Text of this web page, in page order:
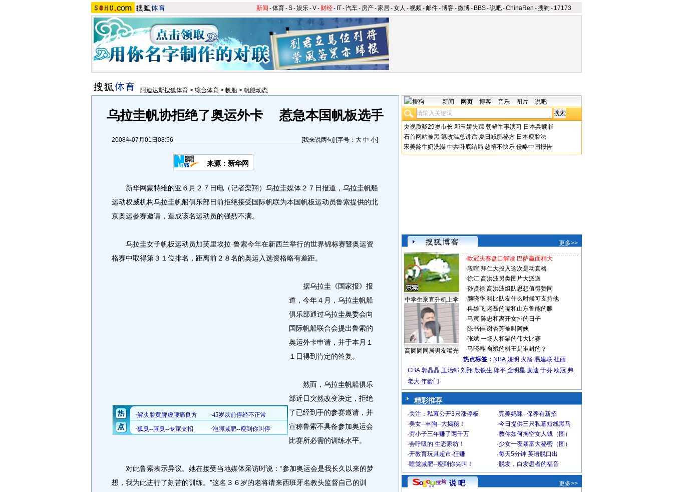
新闻 -体育-S-娱乐-V- 财经- IT-汽车- 房产-家居-女人 -视频-邮件-博客-微博- BBS-说吧-ChinaRen -搜狗 - 17173
阿迪达斯搜狐体育 > 综合体育 > 帆船 > 帆船动态
乌拉圭帆协拒绝了奥运外卡 惹急本国帆板选手
2008年07月01日08:56 [我来说两句] [字号： 大 中 小]
来源：新华网
新华网蒙特维的亚６月２７日电（记者栾翔）乌拉圭媒体２７日报道，乌拉圭帆船
运动权威机构乌拉圭帆船俱乐部日前拒绝接受国际帆联为本国帆板运动员鲁索提供的北
京奥运参赛邀请，造成该名运动员的强烈不满。
乌拉圭女子帆板运动员加芙里埃拉·鲁索今年在新西兰举行的世界锦标赛暨奥运资
格赛中取得第３１位排名，距离前２８名的奥运入选资格略有差距。
据乌拉圭《国家报》报
道，今年４月，乌拉圭帆船
俱乐部通过乌拉圭奥委会向
国际帆船联合会提出鲁索的
奥运外卡申请，并于本月１
１日得到肯定的答复。
然而，乌拉圭帆船俱乐
部近日突然改变决定，拒绝
了已经到手的参赛邀请，并
宣称鲁索不具备参加奥运会
比赛所必需的训练水平。
对此鲁索表示异议。她在接受当地媒体采访时说：“参加奥运会是我长久以来的梦
想，我为此进行了刻苦的训练。”这名３６岁的老将请来西班牙名教头监督自己的训
新闻 网页 博客 音乐 图片 说吧
央视质疑29岁市长 邓玉娇失踪 朝鲜军事演习 日本兵赎罪
石首网站被黑 篡改温总讲话 夏日减肥秘方 日本瘦脸法
宋美龄牛奶洗澡 中共卧底结局 慈禧不快乐 侵略中国报告
更多>>
中学生乘直升机上学
高圆圆同居男友曝光
·欧冠决赛盘口解读 巴萨赢面稍大
·段暄 拜仁大投入这次是动真格
·徐江| 高洪波另类图片大派送
·孙贤禄| 高洪波组队思想值得赞同
·颜晓华| 科比队友什么时候可支持他
·冉雄飞| 老聂的嘴和山东鲁能的腿
·马寅| 陈忠和离开女排的日子
·陈书佳| 谢杏芳被叫阿姨
·张斌| 一场人和猫的伟大比赛
·马晓春| 俞斌的棋王是谁封的？
热点标签： NBA 姚明 火箭 易建联 杜丽
CBA 郭晶晶 王治郅 刘翔 殷铁生 郎平 全明星 麦迪 于芬 欧冠 弗
老大 年龄门
精彩推荐
·关注：私幕公开3只涨停板 ·完美妈咪--保养有新招
·美女--丰胸--大揭秘！ ·今日提供三只私幕短线黑马
·穷小子三年赚了两千万 ·教你如何掏空女人钱（图）
·会呼吸的 生态家纺！ ·少女一夜暴富大秘密（图）
·开教育玩具超市-狂赚 ·每天5分钟 英语脱口出
·睡觉减肥--瘦到你尖叫！ · 脱发，白发患者的福音
说 吧 更多>>